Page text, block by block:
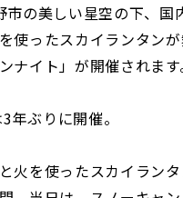
市の美しい星空の下、国
使ったスカイランタン
ナイト」が開催されます
ぶりに開催。
火を使ったスカイラン